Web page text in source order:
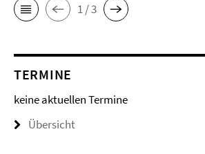
1 / 3
TERMINE
keine aktuellen Termine
Übersicht